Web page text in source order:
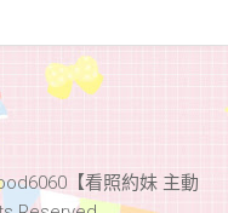
【看照約妹 主動